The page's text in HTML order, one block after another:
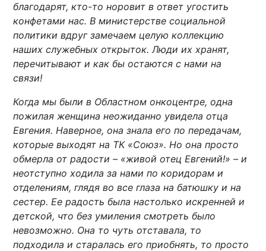
благодарят, кто-то норовит в ответ угостить
конфетами нас. В министерстве социальной
политики вдруг замечаем целую коллекцию
наших служебных открыток. Люди их хранят,
перечитывают и как бы остаются с нами на
связи!
Когда мы были в Областном онкоцентре, одна
пожилая женщина неожиданно увидела отца
Евгения. Наверное, она знала его по передачам,
которые выходят на ТК «Союз». Но она просто
обмерла от радости – «живой отец Евгений!» – и
неотступно ходила за нами по коридорам и
отделениям, глядя во все глаза на батюшку и на
сестер. Ее радость была настолько искренней и
детской, что без умиления смотреть было
невозможно. Она то чуть отставала, то
подходила и старалась его приобнять, то просто